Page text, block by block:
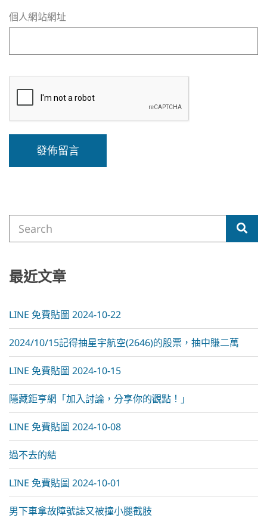
個人網站網址
a
v
for:
最近文章
LINE 免費貼圖 2024-10-22
2024/10/15記得抽星宇航空(2646)的股票，抽中賺二萬
LINE 免費貼圖 2024-10-15
隱藏鉅亨網「加入討論，分享你的觀點！」
LINE 免費貼圖 2024-10-08
過不去的結
LINE 免費貼圖 2024-10-01
男下車拿故障號誌又被撞小腿截肢